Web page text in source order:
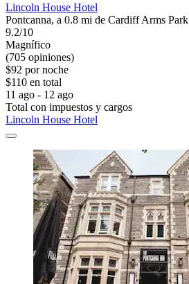
Lincoln House Hotel
Pontcanna, a 0.8 mi de Cardiff Arms Park
9.2/10
Magnífico
(705 opiniones)
$92 por noche
$110 en total
11 ago - 12 ago
Total con impuestos y cargos
Lincoln House Hotel